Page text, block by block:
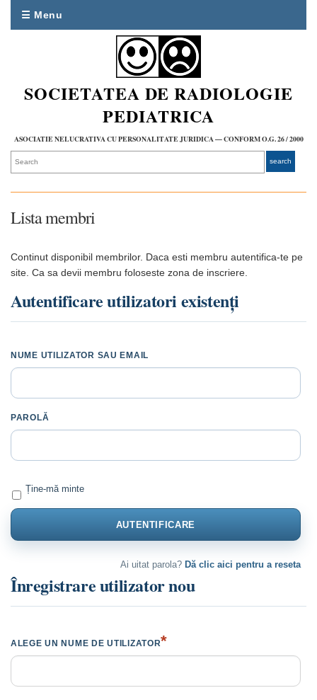
☰ Menu
SOCIETATEA DE RADIOLOGIE
PEDIATRICA
ASOCIATIE NELUCRATIVA CU PERSONALITATE JURIDICA — CONFORM O.G. 26 / 2000
Lista membri
Continut disponibil membrilor. Daca esti membru autentifica-te pe
site. Ca sa devii membru foloseste zona de inscriere.
Autentificare utilizatori existenți
NUME UTILIZATOR SAU EMAIL
PAROLĂ
Ține-mă minte
Ai uitat parola? Dă clic aici pentru a reseta
Înregistrare utilizator nou
ALEGE UN NUME DE UTILIZATOR*